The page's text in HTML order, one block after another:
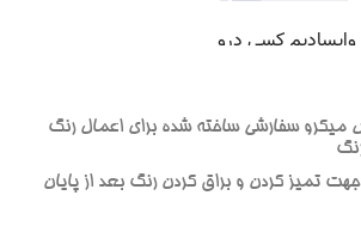
سفارشي ساخته شده براي اعمال رنگ
تميز کردن و براق کردن رنگ بعد از پايان